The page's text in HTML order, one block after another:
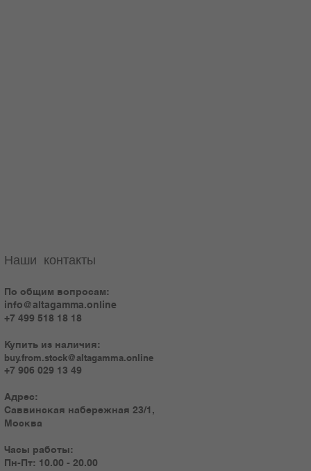
Наши контакты
По общим вопросам:
info@altagamma.online
+7 499 518 18 18
Купить из наличия:
buy.from.stock@altagamma.online
+7 906 029 13 49
Адрес:
Саввинская набережная 23/1,
Москва
Часы работы:
Пн-Пт: 10.00 - 20.00